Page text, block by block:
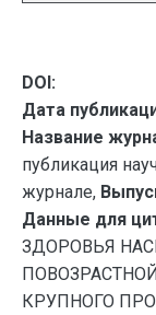
DOI:
Дата
Название
публикация
журнале,
Данные для
ЗДОРОВЬЯ
КРУПНОГО